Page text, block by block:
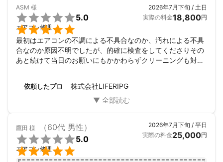
ASM 様


5.0
エアコン修理
2026年7月下旬 / 土日
実際の料金18,800円
最初はエアコンの不調による不具合なのか、汚れによる不具
合なのか原因不明でしたが、的確に検査をしてくださりその
あと続けて当日のお願いにもかかわらずクリーニングも対応
心できました。
迅速さ、丁寧さ、シームレスさ、お値段、どれも大満足で
依頼したプロ 株式会社LIFERIPG
鷹田 様 （60代 男性）


5.0
エアコン修理
2026年7月下旬 / 平日
実際の料金25,000円